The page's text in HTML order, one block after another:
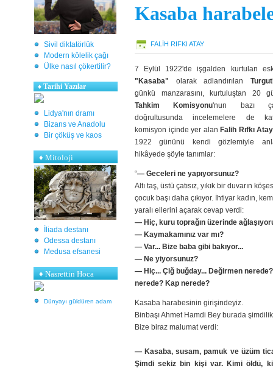
Sivil diktatörlük
Modern kölelik çağı
Ülke nasıl çökertilir?
♦ Tarihi Yazılar
Lidya'nın dramı
Bizans ve Anadolu
Bir çöküş ve kaos
♦Mitoloji
İliada destanı
Odessa destanı
Medusa efsanesi
♦ Nasrettin Hoca
Dünyayı güldüren adam
Kasaba
FALIH RIFKI ATAY
7 Eylül 1922'de işgalden kurtulan
"Kasaba" olarak adlandırılan
günkü manzarasını, kurtuluştan 20
Tahkim Komisyonu'nun bazı
doğrultusunda incelemelere de
komisyon içinde yer alan Falih Rıfkı Atay
1922 gününü kendi gözlemiyle
hikâyede şöyle tanımlar:
“— Geceleri ne yapıyorsunuz?
Altı taş, üstü çatısız, yıkık bir duvarın
çocuk başı daha çıkıyor. İhtiyar kadın,
yaralı ellerini açarak cevap verdi:
— Hiç, kuru toprağın üzerinde
— Kaymakamınız var mı?
— Var... Bize baba gibi bakıyor...
— Ne yiyorsunuz?
— Hiç... Çiğ buğday... Değirmen
nerede? Kap nerede?
Kasaba harabesinin girişindeyiz.
Binbaşı Ahmet Hamdi Bey burada
Bize biraz malumat verdi:
— Kasaba, susam, pamuk ve üzüm
Şimdi sekiz bin kişi var. Kimi öldü,